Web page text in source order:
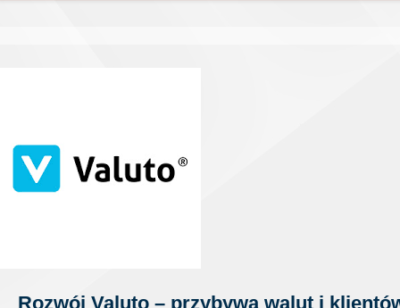
Rozwój Valuto – przybywa walut i